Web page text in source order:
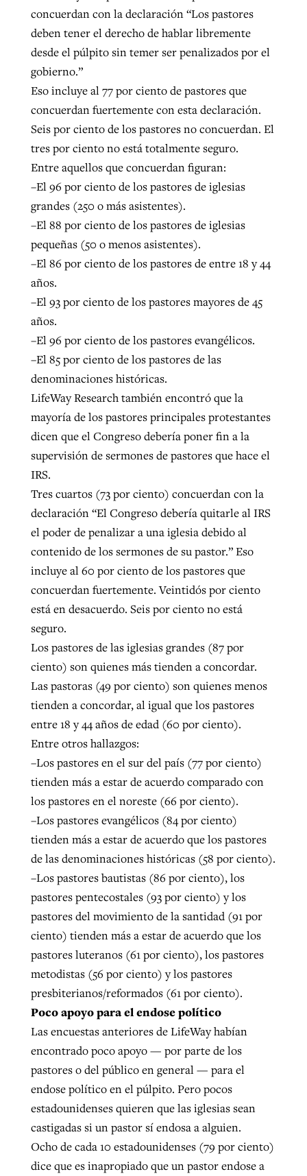
concuerdan con la declaración “Los pastores
deben tener el derecho de hablar libremente
desde el púlpito sin temer ser penalizados por el
gobierno.”
Eso incluye al 77 por ciento de pastores que
concuerdan fuertemente con esta declaración.
Seis por ciento de los pastores no concuerdan. El
tres por ciento no está totalmente seguro.
Entre aquellos que concuerdan figuran:
–El 96 por ciento de los pastores de iglesias
grandes (250 o más asistentes).
–El 88 por ciento de los pastores de iglesias
pequeñas (50 o menos asistentes).
–El 86 por ciento de los pastores de entre 18 y 44
años.
–El 93 por ciento de los pastores mayores de 45
años.
–El 96 por ciento de los pastores evangélicos.
–El 85 por ciento de los pastores de las
denominaciones históricas.
LifeWay Research también encontró que la
mayoría de los pastores principales protestantes
dicen que el Congreso debería poner fin a la
supervisión de sermones de pastores que hace el
IRS.
Tres cuartos (73 por ciento) concuerdan con la
declaración “El Congreso debería quitarle al IRS
el poder de penalizar a una iglesia debido al
contenido de los sermones de su pastor.” Eso
incluye al 60 por ciento de los pastores que
concuerdan fuertemente. Veintidós por ciento
está en desacuerdo. Seis por ciento no está
seguro.
Los pastores de las iglesias grandes (87 por
ciento) son quienes más tienden a concordar.
Las pastoras (49 por ciento) son quienes menos
tienden a concordar, al igual que los pastores
entre 18 y 44 años de edad (60 por ciento).
Entre otros hallazgos:
–Los pastores en el sur del país (77 por ciento)
tienden más a estar de acuerdo comparado con
los pastores en el noreste (66 por ciento).
–Los pastores evangélicos (84 por ciento)
tienden más a estar de acuerdo que los pastores
de las denominaciones históricas (58 por ciento).
–Los pastores bautistas (86 por ciento), los
pastores pentecostales (93 por ciento) y los
pastores del movimiento de la santidad (91 por
ciento) tienden más a estar de acuerdo que los
pastores luteranos (61 por ciento), los pastores
metodistas (56 por ciento) y los pastores
presbiterianos/reformados (61 por ciento).
Poco apoyo para el endose político
Las encuestas anteriores de LifeWay habían
encontrado poco apoyo — por parte de los
pastores o del público en general — para el
endose político en el púlpito. Pero pocos
estadounidenses quieren que las iglesias sean
castigadas si un pastor sí endosa a alguien.
Ocho de cada 10 estadounidenses (79 por ciento)
dice que es inapropiado que un pastor endose a